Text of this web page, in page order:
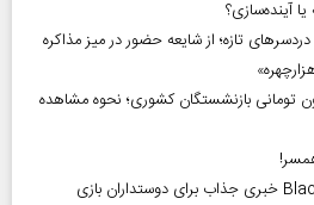
آینده‌سازی؟
تازه؛ از شایعه حضور در میز مذاکره
وام ضروری ۷۵ میلیون تومانی بازنشستگان کشوری؛ نحوه مشاهده